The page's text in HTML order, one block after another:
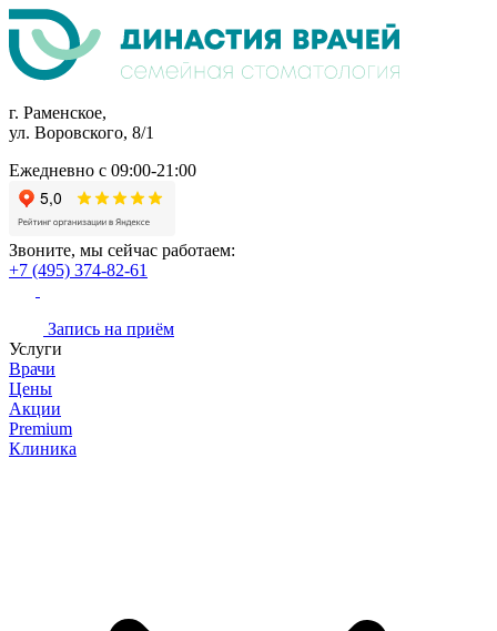
г. Раменское,
ул. Воровского, 8/1
Ежедневно с 09:00-21:00
Звоните, мы сейчас работаем:
+7 (495) 374-82-61
Запись на приём
Услуги
Врачи
Цены
Акции
Premium
Клиника